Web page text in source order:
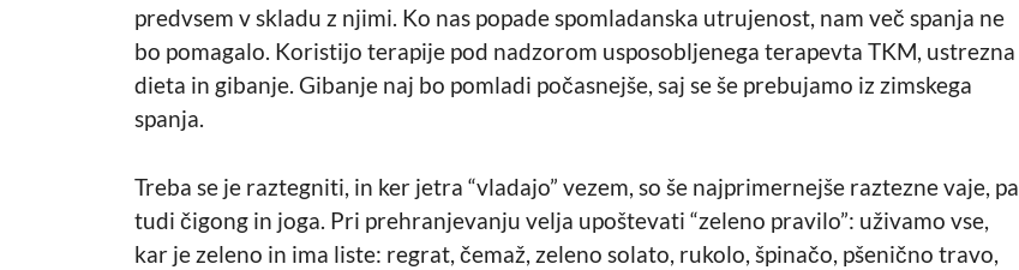
predvsem v skladu z njimi. Ko nas popade spomladanska utrujenost, nam več spanja ne
bo pomagalo. Koristijo terapije pod nadzorom usposobljenega terapevta TKM, ustrezna
dieta in gibanje. Gibanje naj bo pomladi počasnejše, saj se še prebujamo iz zimskega
spanja.
Treba se je raztegniti, in ker jetra “vladajo” vezem, so še najprimernejše raztezne vaje, pa
tudi čigong in joga. Pri prehranjevanju velja upoštevati “zeleno pravilo”: uživamo vse,
kar je zeleno in ima liste: regrat, čemaž, zeleno solato, rukolo, špinačo, pšenično travo,